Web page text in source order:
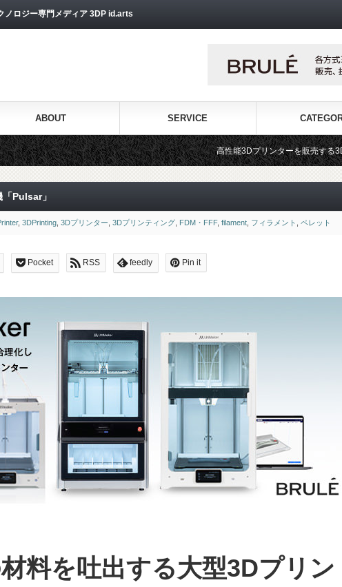
ノロジー専門メディア 3DP id.arts
ABOUT SERVICE
高性能3Dプリンターを販売する3Dプリンター専門シ
Pulsar」
, 3DPrinting 3Dプリンター 3Dプリンティング FDM・FFF, filament フィラメント ペレット
Pocket RSS feedly Pin it
料を吐出する大型3Dプリン